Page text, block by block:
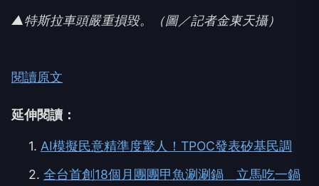
▲特斯拉車頭嚴重損毀。（圖／記者金東天攝）
閱讀原文
延伸閱讀：
1. AI模擬民意精準度驚人！TPOC發表矽基民調
2. 全台首創18個月團團甲魚涮涮鍋 立馬吃一鍋